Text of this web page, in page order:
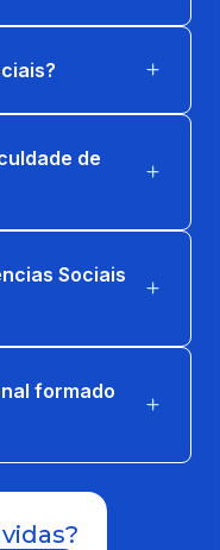
DO SÉC.
3
de
Sociais
formado